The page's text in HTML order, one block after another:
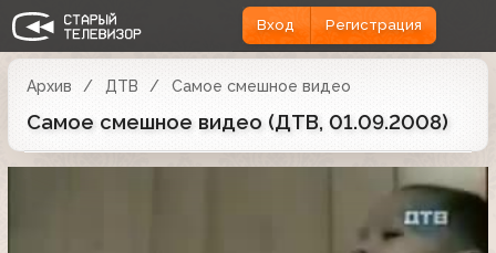
Вход Регистрация
Архив ДТВ Самое смешное видео
Самое смешное видео (ДТВ, 01.09.2008)